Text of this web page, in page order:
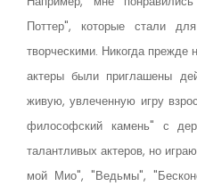
Поттер", которые стали
творческими. Никогда
актеры были приглашены
живую, увлеченную игру
философский камень" с
талантливых актеров, но
мой Мио", "Ведьмы",